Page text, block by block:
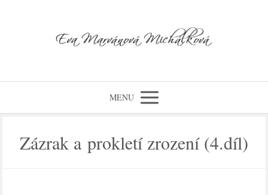
MENU
Zázrak a prokletí zrození (4.díl)